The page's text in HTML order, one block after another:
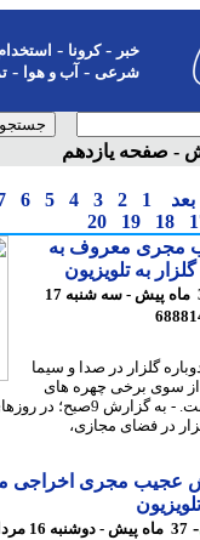
-کرونا-استخدام-
شرعی-آب و هوا-
یازدهم
1
2
3
4
5
6
7
8
19
20
معروف به
تلویزیون
37 ماه پیش - سه شنبه 17
گلزار در صدا و سیما
برخی چهره های
مشهور در پی داشته است. - به گزارش
فضای مجازی،
مجری اخراجی